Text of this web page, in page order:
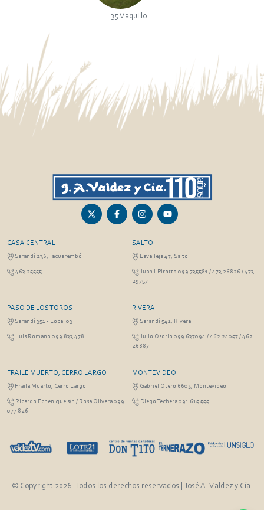
35 Vaquillo...
CASA CENTRAL
Sarandí 236, Tacuarembó
463 25555
SALTO
Lavalleja 47, Salto
Juan I.Pirotto 099 735581 / 473 26826 / 473
29757
PASO DE LOS TOROS
Sarandí 351 - Local 03
Luis Romano 099 833 478
RIVERA
Sarandí 541, Rivera
Julio Osorio 099 637094 / 462 24057 / 462
26887
FRAILE MUERTO, CERRO LARGO
Fraile Muerto, Cerro Largo
Ricardo Echenique s/n / Rosa Olivera 099
077 826
MONTEVIDEO
Gabriel Otero 6603, Montevideo
Diego Techera 091 615 555
© Copyright 2026. Todos los derechos reservados | José A. Valdez y Cía.